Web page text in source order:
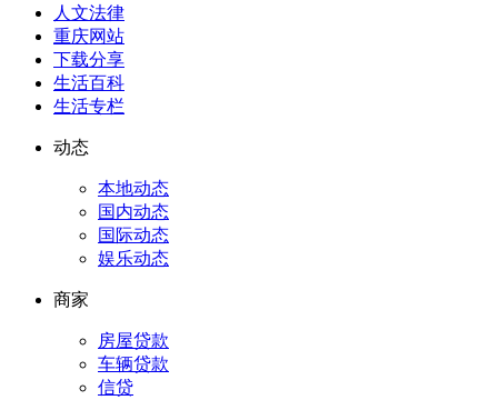
人文法律
重庆网站
下载分享
生活百科
生活专栏
动态
本地动态
国内动态
国际动态
娱乐动态
商家
房屋贷款
车辆贷款
信贷